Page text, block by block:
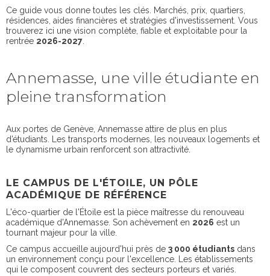
Ce guide vous donne toutes les clés. Marchés, prix, quartiers,
résidences, aides financières et stratégies d'investissement. Vous
trouverez ici une vision complète, fiable et exploitable pour la
rentrée 2026-2027
Annemasse, une ville étudiante en
pleine transformation
Aux portes de Genève, Annemasse attire de plus en plus
d’étudiants. Les transports modernes, les nouveaux logements et
le dynamisme urbain renforcent son attractivité.
LE CAMPUS DE L'ÉTOILE, UN PÔLE
ACADÉMIQUE DE RÉFÉRENCE
L'éco-quartier de l'Étoile est la pièce maîtresse du renouveau
académique d'Annemasse. Son achèvement en 2026 est un
tournant majeur pour la ville.
Ce campus accueille aujourd'hui près de 3 000 étudiants dans
un environnement conçu pour l'excellence. Les établissements
qui le composent couvrent des secteurs porteurs et variés.